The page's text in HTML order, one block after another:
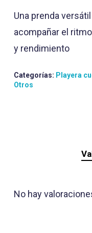
Una prenda
acompañar el
y rendimiento
Categorías: Playera
Otros
No hay